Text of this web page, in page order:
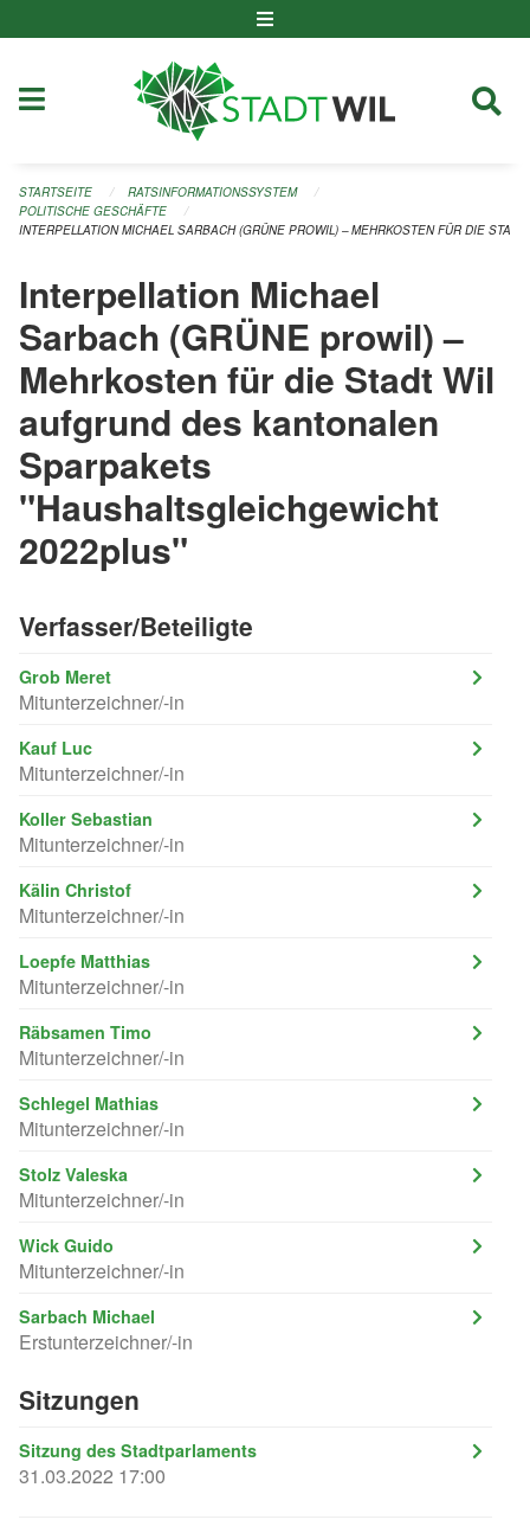
STARTSEITE
RATSINFORMATIONSSYSTEM
POLITISCHE GESCHÄFTE
INTERPELLATION MICHAEL SARBACH (GRÜNE PROWIL) – MEHRKOSTEN FÜR DIE
Interpellation Michael
Sarbach (GRÜNE prowil) –
Mehrkosten für die Stadt Wil
aufgrund des kantonalen
Sparpakets
"Haushaltsgleichgewicht
2022plus"
Verfasser/Beteiligte
Grob Meret
Mitunterzeichner/-in
Kauf Luc
Mitunterzeichner/-in
Koller Sebastian
Mitunterzeichner/-in
Kälin Christof
Mitunterzeichner/-in
Loepfe Matthias
Mitunterzeichner/-in
Räbsamen Timo
Mitunterzeichner/-in
Schlegel Mathias
Mitunterzeichner/-in
Stolz Valeska
Mitunterzeichner/-in
Wick Guido
Mitunterzeichner/-in
Sarbach Michael
Erstunterzeichner/-in
Sitzungen
Sitzung des Stadtparlaments
31.03.2022 17:00